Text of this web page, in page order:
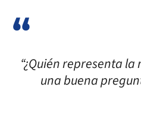
“¿Quién representa
una buena